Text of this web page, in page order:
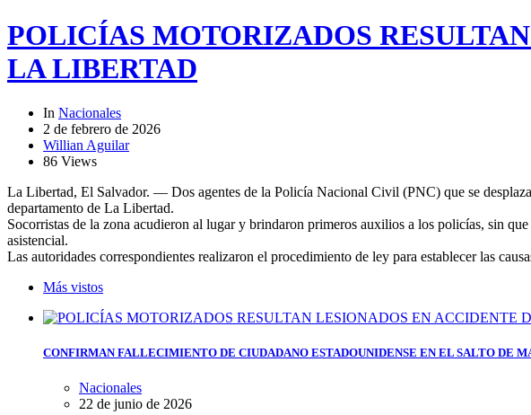
POLICÍAS MOTORIZADOS
LA LIBERTAD
In Nacionales
2 de febrero de 2026
Willian Aguilar
86 Views
La Libertad, El Salvador. — Dos agentes de la Policía Nacional Civil (PNC) que se
departamento de La Libertad.
Socorristas de la zona acudieron al lugar y brindaron primeros auxilios a los policías, sin
asistencial.
Las autoridades correspondientes realizaron el procedimiento de ley para establecer las
Más vistos
CONFIRMAN FALLECIMIENTO DE CIUDADANO ESTADOUNIDENSE EN EL SALTO DE
Nacionales
22 de junio de 2026